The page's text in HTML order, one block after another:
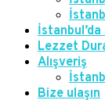
İstanbul’da
Lezzet
Alışveriş
Bize ulaşın